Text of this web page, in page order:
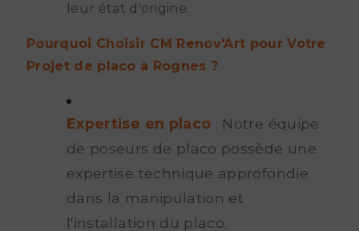
leur état d'origine.
Pourquoi Choisir CM Renov'Art pour Votre
Projet de placo à Rognes ?
Expertise en placo : Notre équipe
de poseurs de placo possède une
expertise technique approfondie
dans la manipulation et
l'installation du placo.